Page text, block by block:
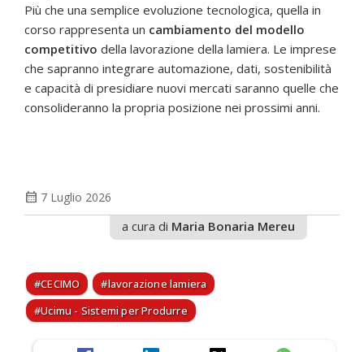
Più che una semplice evoluzione tecnologica, quella in
corso rappresenta un cambiamento del modello
competitivo della lavorazione della lamiera. Le imprese
che sapranno integrare automazione, dati, sostenibilità
e capacità di presidiare nuovi mercati saranno quelle che
consolideranno la propria posizione nei prossimi anni.
calendar_month 7 Luglio 2026
a cura di Maria Bonaria Mereu
CECIMO
lavorazione lamiera
Ucimu - Sistemi per Produrre